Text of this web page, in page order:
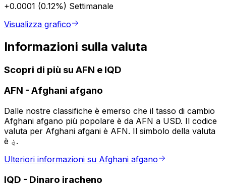
+0.0001 (0.12%) Settimanale
Visualizza grafico
Informazioni sulla valuta
Scopri di più su AFN e IQD
AFN - Afghani afgano
Dalle nostre classifiche è emerso che il tasso di cambio
Afghani afgano più popolare è da AFN a USD. Il codice
valuta per Afghani afgani è AFN. Il simbolo della valuta
è ؋.
Ulteriori informazioni su Afghani afgano
IQD - Dinaro iracheno